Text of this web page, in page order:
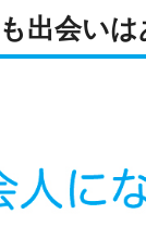
出会いは